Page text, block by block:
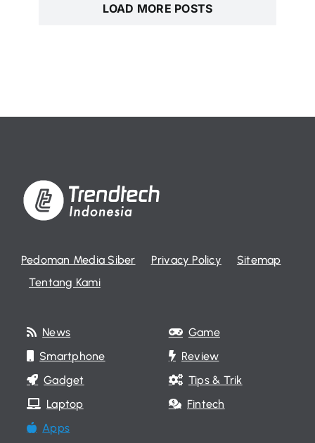
LOAD MORE POSTS
Pedoman Media Siber Privacy Policy
Sitemap
Tentang Kami
News
Smartphone
Gadget
Laptop
Apps
Game
Review
Tips & Trik
Fintech